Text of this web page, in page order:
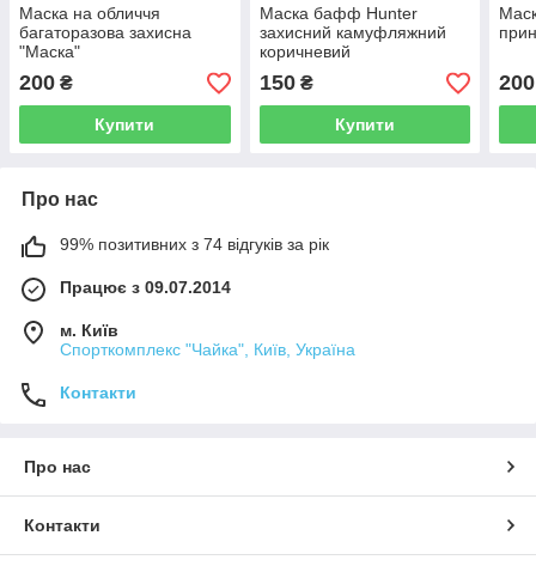
Маска на обличчя
багаторазова захисна
"Маска"
200 ₴
Купити
Маска бафф Hunter
захисний камуфляжний
коричневий
150₴
Купити
200
Про нас
99% позитивних з 74 відгуків за рік
Працює з 09.07.2014
м. Київ
Спорткомплекс "Чайка", Київ, Україна
Контакти
Про нас
Контакти